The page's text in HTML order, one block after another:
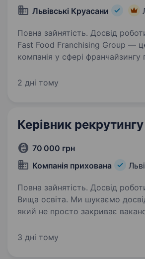
Львівські Круасани
Повна зайнятість. Досвід
Fast Food Franchising Group —
компанія у сфері франчайзингу
національної мережі пекарень
2 дні тому
Керівник рекрутингу
70 000 грн
Компанія прихована
Повна зайнятість. Досвід
Вища освіта. Ми шукаємо досвідченого лідера,
який не просто закриває
команду та впливає на
3 дні тому